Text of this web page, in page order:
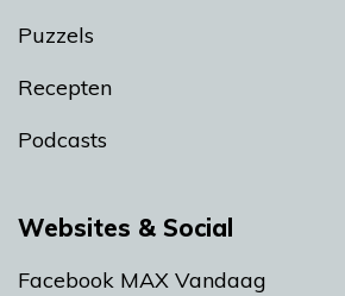
Puzzels
Recepten
Podcasts
Websites & Social
Facebook MAX Vandaag